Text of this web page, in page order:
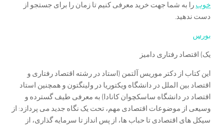
خوب را به شما جهت خرید معرفی کنیم تا زمان را برای جستجو از
دست ندهید.
بورس
یک) اقتصاد رفتاری دامیز
این کتاب از دکتر موریس آلتمن (استاد در رشته اقتصاد رفتاری و
اقتصاد بین الملل در دانشگاه ویکتوریا در ولینگتون و همچنین استاد
اقتصاد در دانشگاه ساسکچوان کانادا) به معرفی طیف گسترده و
وسیعی از موضوعات اقتصادی مهم، تحت یک نگاه جدید می پردازد: از
سیکل های اقتصادی تا حباب ها، از پس انداز تا سرمایه گذاری، از